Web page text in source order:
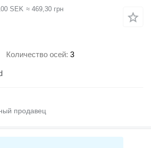
SEK ≈ 469,30 грн
Количество осей 3